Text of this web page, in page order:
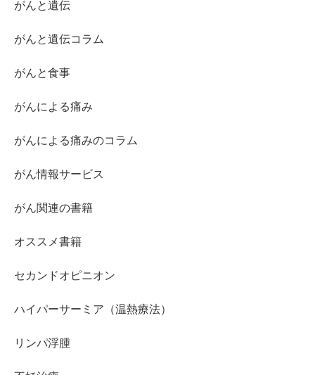
がんと遺伝
がんと遺伝コラム
がんと食事
がんによる痛み
がんによる痛みのコラム
がん情報サービス
がん関連の書籍
オススメ書籍
セカンドオピニオン
ハイパーサーミア（温熱療法）
リンパ浮腫